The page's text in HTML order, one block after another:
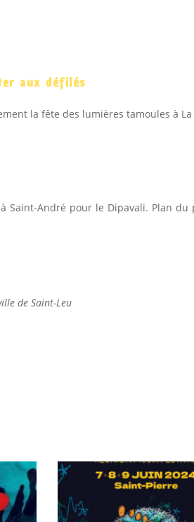
aux défilés
la fête des lumières tamoules à
Saint-André pour le Dipavali. Plan du
de Saint-Leu